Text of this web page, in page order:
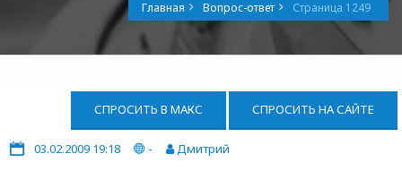
Главная Вопрос-ответ Страница 1249
СПРОСИТЬ В МАКС СПРОСИТЬ НА САЙТЕ
03.02.2009 19:18 -
Дмитрий